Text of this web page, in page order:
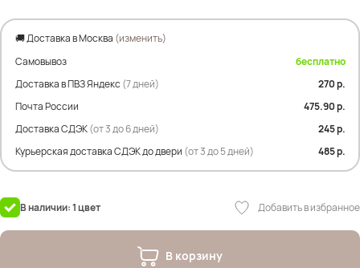
Замеры по изделию:
ПОГ- 64 см
ПОБ- 64 см
Дл. изделия- 66 см
Состав: 92% полиэстер; 8% лен
Параметры: рост 175см; ОГ 107см; ОТ 90см; ОЖ 112см; ОБ 120см* -
🚚 Доставка в Москва (изменить)
Самовывоз
бесплатно
Доставка в ПВЗ Яндекс (7 дней)
270 р.
Почта России
475.90 р.
Доставка СДЭК(от 3 до 6 дней)
245 р.
Курьерская доставка СДЭК до двери (от 3 до 5 дней) 485 р.
В наличии: 1 цвет Добавить в избранное
В корзину